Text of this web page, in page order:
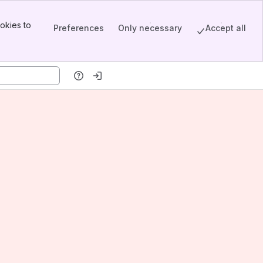
to
Preferences Only necessary Accept all